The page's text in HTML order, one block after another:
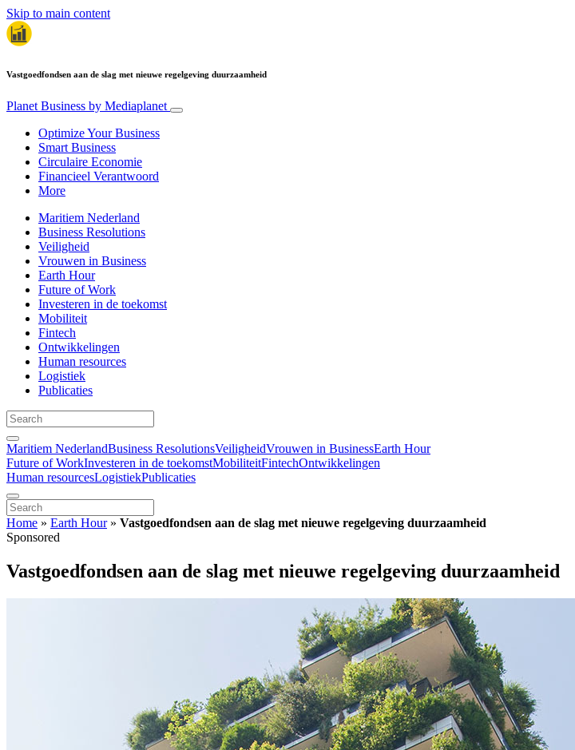
Skip to main content
Vastgoedfondsen aan de slag met nieuwe regelgeving duurzaamheid
Planet Business by Mediaplanet
Optimize Your Business
Smart Business
Circulaire Economie
Financieel Verantwoord
More
Maritiem Nederland
Business Resolutions
Veiligheid
Vrouwen in Business
Earth Hour
Future of Work
Investeren in de toekomst
Mobiliteit
Fintech
Ontwikkelingen
Human resources
Logistiek
Publicaties
Maritiem NederlandBusiness ResolutionsVeiligheidVrouwen in BusinessEarth Hour
Future of WorkInvesteren in de toekomstMobiliteitFintechOntwikkelingen
Human resourcesLogistiekPublicaties
Home » Earth Hour» Vastgoedfondsen aan de slag met nieuwe regelgeving duurzaamheid
Sponsored
Vastgoedfondsen aan de slag met nieuwe regelgeving duurzaamheid